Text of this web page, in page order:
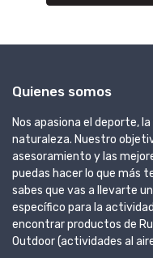
Quienes somos
Nos apasiona el deporte,
naturaleza. Nuestro
asesoramiento y las
puedas hacer lo que más
sabes que vas a llevarte
específico para la
encontrar productos de
Outdoor (actividades al